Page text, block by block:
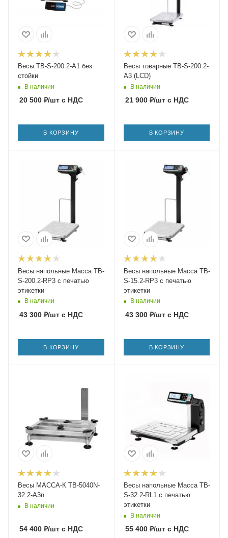
Весы TB-S-200.2-A1 без
стойки
В наличии
20 500 ₽/шт с НДС
В КОРЗИНУ
Весы товарные TB-S-200.2-
A3 (LCD)
В наличии
21 900₽/штс НДС
В КОРЗИНУ
Весы напольные Масса TB-
S-200.2-RP3 с печатью
этикетки
В наличии
43 300 ₽/шт с НДС
В КОРЗИНУ
Весы напольные Масса TB-
S-15.2-RP3 с печатью
этикетки
В наличии
43 300₽/штс НДС
В КОРЗИНУ
Весы МАССА-К TB-5040N-
32.2-A3n
В наличии
54 400 ₽/шт с НДС
Весы напольные Масса TB-
S-32.2-RL1 с печатью
этикетки
В наличии
55 400₽/штс НДС